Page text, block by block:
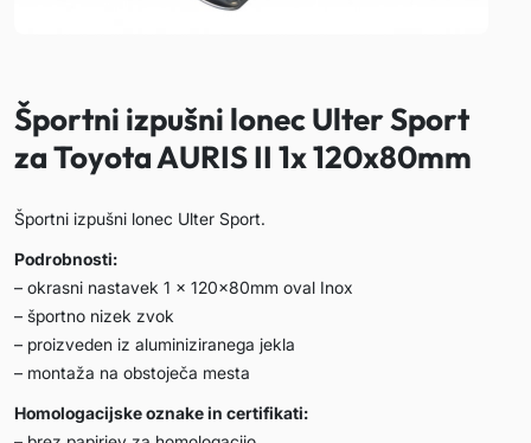
Športni izpušni lonec Ulter Sport
za Toyota AURIS II 1x 120x80mm
Športni izpušni lonec Ulter Sport.
Podrobnosti:
– okrasni nastavek 1 x 120x80mm oval Inox
– športno nizek zvok
– proizveden iz aluminiziranega jekla
– montaža na obstoječa mesta
Homologacijske oznake in certifikati: